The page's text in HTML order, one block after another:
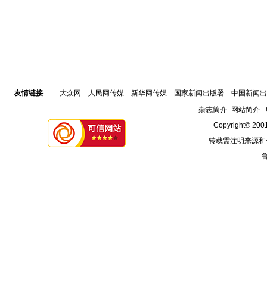
友情链接 大众网 人民网传媒 新华网传媒 国家新闻出版署
中国新闻
杂志简介-网站简介-
Copyright©
转载需注明来源